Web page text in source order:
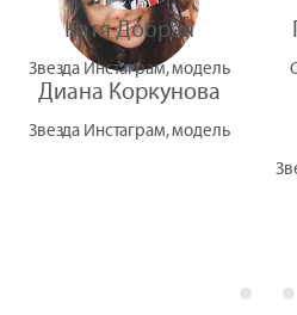
Диана Коркунова
Звезда Инстаграм, модель
Катя Добрая
Звезда Инстаграм, модель